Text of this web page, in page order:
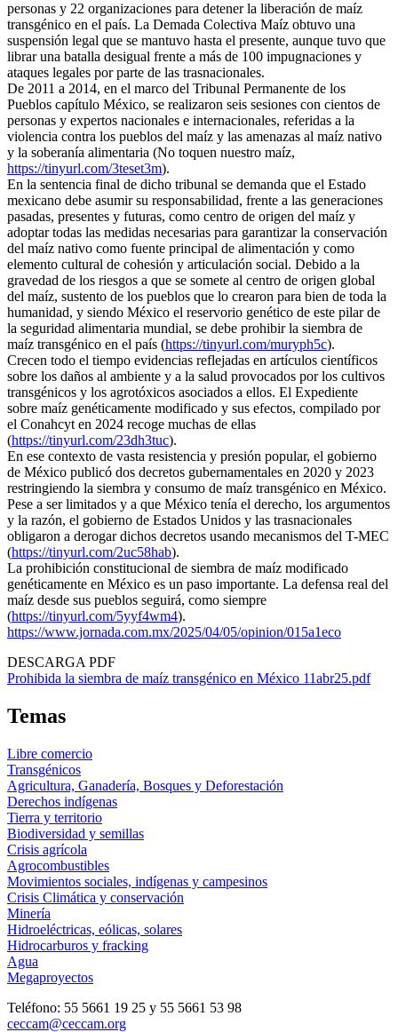
personas y 22 organizaciones para detener la liberación de maíz
transgénico en el país. La Demada Colectiva Maíz obtuvo una
suspensión legal que se mantuvo hasta el presente, aunque tuvo que
librar una batalla desigual frente a más de 100 impugnaciones y
ataques legales por parte de las trasnacionales.
De 2011 a 2014, en el marco del Tribunal Permanente de los
Pueblos capítulo México, se realizaron seis sesiones con cientos de
personas y expertos nacionales e internacionales, referidas a la
violencia contra los pueblos del maíz y las amenazas al maíz nativo
y la soberanía alimentaria (No toquen nuestro maíz,
https://tinyurl.com/3teset3m).
En la sentencia final de dicho tribunal se demanda que el Estado
mexicano debe asumir su responsabilidad, frente a las generaciones
pasadas, presentes y futuras, como centro de origen del maíz y
adoptar todas las medidas necesarias para garantizar la conservación
del maíz nativo como fuente principal de alimentación y como
elemento cultural de cohesión y articulación social. Debido a la
gravedad de los riesgos a que se somete al centro de origen global
del maíz, sustento de los pueblos que lo crearon para bien de toda la
humanidad, y siendo México el reservorio genético de este pilar de
la seguridad alimentaria mundial, se debe prohibir la siembra de
maíz transgénico en el país (https://tinyurl.com/muryph5c).
Crecen todo el tiempo evidencias reflejadas en artículos científicos
sobre los daños al ambiente y a la salud provocados por los cultivos
transgénicos y los agrotóxicos asociados a ellos. El Expediente
sobre maíz genéticamente modificado y sus efectos, compilado por
el Conahcyt en 2024 recoge muchas de ellas
(https://tinyurl.com/23dh3tuc).
En ese contexto de vasta resistencia y presión popular, el gobierno
de México publicó dos decretos gubernamentales en 2020 y 2023
restringiendo la siembra y consumo de maíz transgénico en México.
Pese a ser limitados y a que México tenía el derecho, los argumentos
y la razón, el gobierno de Estados Unidos y las trasnacionales
obligaron a derogar dichos decretos usando mecanismos del T-MEC
(https://tinyurl.com/2uc58hab).
La prohibición constitucional de siembra de maíz modificado
genéticamente en México es un paso importante. La defensa real del
maíz desde sus pueblos seguirá, como siempre
(https://tinyurl.com/5yyf4wm4).
https://www.jornada.com.mx/2025/04/05/opinion/015a1eco
DESCARGA PDF
Prohibida la siembra de maíz transgénico en México 11abr25.pdf
Temas
Libre comercio
Transgénicos
Agricultura, Ganadería, Bosques y Deforestación
Derechos indígenas
Tierra y territorio
Biodiversidad y semillas
Crisis agrícola
Agrocombustibles
Movimientos sociales, indígenas y campesinos
Crisis Climática y conservación
Minería
Hidroeléctricas, eólicas, solares
Hidrocarburos y fracking
Agua
Megaproyectos
Teléfono: 55 5661 19 25 y 55 5661 53 98
ceccam@ceccam.org